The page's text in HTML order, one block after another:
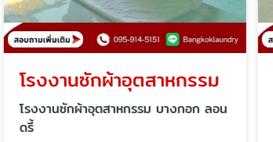
โรงงานซักผ้าอุตสาหกรรม
โรงงานซักผ้าอุตสาหกรรม บางกอก ลอน
ดรี้